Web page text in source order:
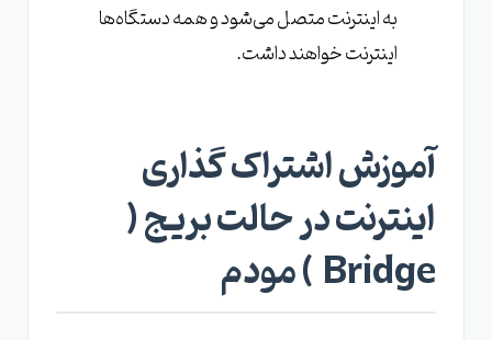
به اینترنت متصل می‌شود و همه دستگاه‌ها
اینترنت خواهند داشت.
آموزش اشتراک گذاری
اینترنت در حالت بریج (
Bridge ) مودم